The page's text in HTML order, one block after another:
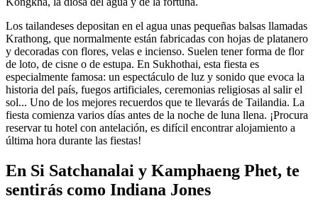
Los tailandeses depositan en el agua unas pequeñas balsas llamadas
Krathong, que normalmente están fabricadas con hojas de platanero
y decoradas con flores, velas e incienso. Suelen tener forma de flor
de loto, de cisne o de estupa. En Sukhothai, esta fiesta es
especialmente famosa: un espectáculo de luz y sonido que evoca la
historia del país, fuegos artificiales, ceremonias religiosas al salir el
sol... Uno de los mejores recuerdos que te llevarás de Tailandia. La
fiesta comienza varios días antes de la noche de luna llena. ¡Procura
reservar tu hotel con antelación, es difícil encontrar alojamiento a
última hora durante las fiestas!
En Si Satchanalai y Kamphaeng Phet, te
sentirás como Indiana Jones